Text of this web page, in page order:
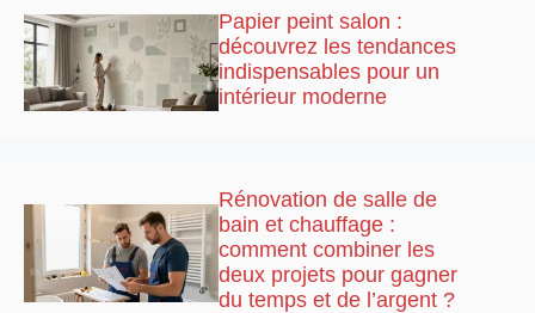
Papier peint salon :
découvrez les tendances
indispensables pour un
intérieur moderne
Rénovation de salle de
bain et chauffage :
comment combiner les
deux projets pour gagner
du temps et de l’argent ?